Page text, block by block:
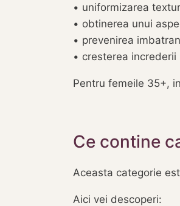
• uniformizarea
• obtinerea unui
• prevenirea
• cresterea
Pentru femeile 35+,
Ce contine
Aceasta categorie
Aici vei descoperi: